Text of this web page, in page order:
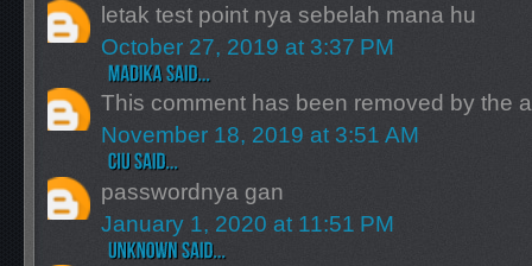
letak test point nya sebelah mana hu
October 27, 2019 at 3:37 PM
This comment has been removed by the
November 18, 2019 at 3:51 AM
passwordnya gan
January 1, 2020 at 11:51 PM